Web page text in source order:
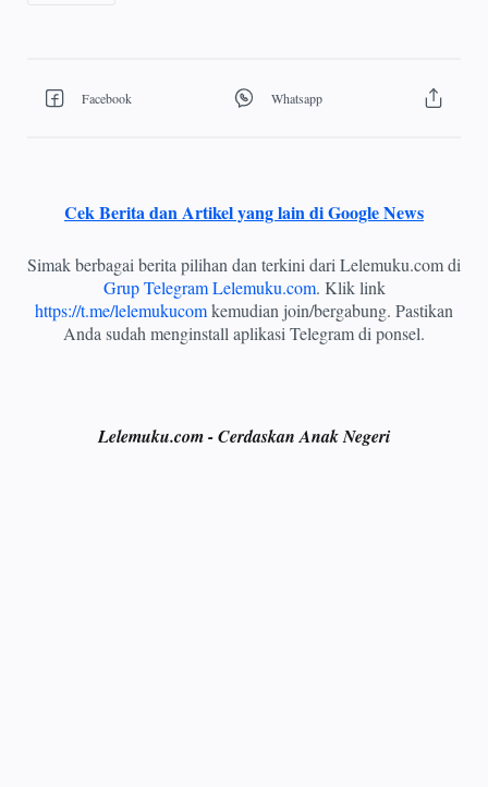
Cek Berita dan Artikel yang lain di Google News
Simak berbagai berita pilihan dan terkini dari Lelemuku.com di
Grup Telegram Lelemuku.com. Klik link
https://t.me/lelemukucomkemudian join/bergabung. Pastikan
Anda sudah menginstall aplikasi Telegram di ponsel.
Lelemuku.com - Cerdaskan Anak Negeri